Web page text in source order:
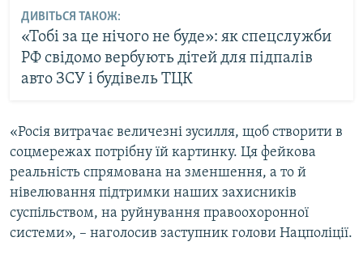
ДИВІТЬСЯ ТАКОЖ:
«Тобі за це нічого не буде»: як спецслужби
РФ свідомо вербують дітей для підпалів
авто ЗСУ і будівель ТЦК
«Росія витрачає величезні зусилля, щоб створити в
соцмережах потрібну їй картинку. Ця фейкова
реальність спрямована на зменшення, а то й
нівелювання підтримки наших захисників
суспільством, на руйнування правоохоронної
системи», – наголосив заступник голови Нацполіції.